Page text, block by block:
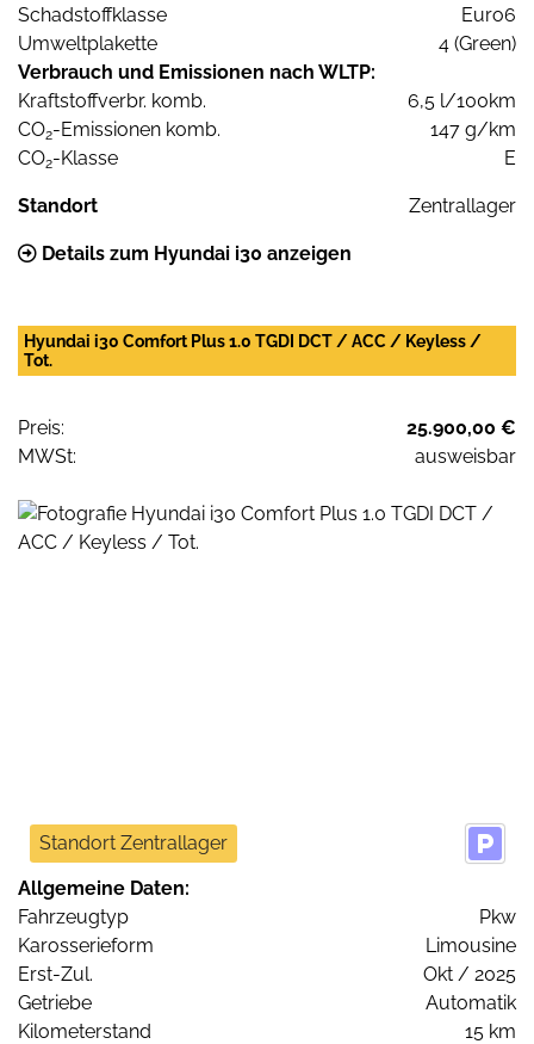
Schadstoffklasse
Euro6
Umweltplakette
4 (Green)
Verbrauch und Emissionen nach WLTP:
Kraftstoffverbr. komb.
6,5 l/100km
CO2-Emissionen komb.
147 g/km
CO2-Klasse E
Standort Zentrallager
Details zum Hyundai i30 anzeigen
Hyundai i30 Comfort Plus 1.0 TGDI DCT / ACC / Keyless /
Tot.
Preis:
25.900,00 €
MWSt:
ausweisbar
Standort Zentrallager
Allgemeine Daten:
Fahrzeugtyp
Pkw
Karosserieform
Limousine
Erst-Zul.
Okt / 2025
Getriebe
Automatik
Kilometerstand
15 km